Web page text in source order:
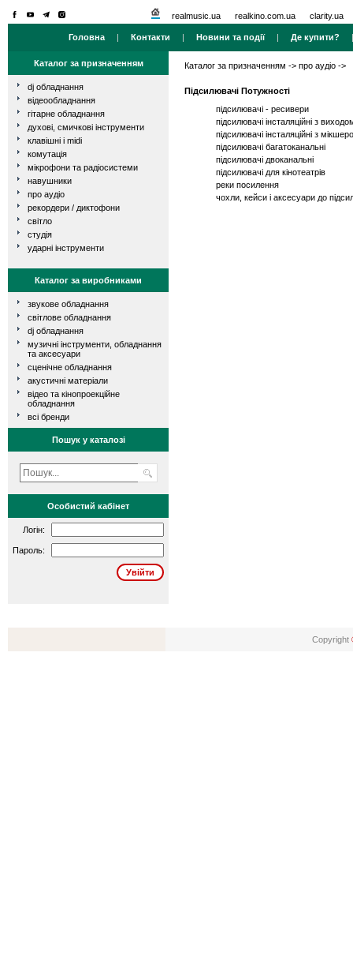
realmusic.ua realkino.com.ua clarity.ua
Головна | Контакти | Новини та події| Де купити?
Каталог за призначенням
dj обладнання
відеообладнання
гітарне обладнання
духові, смичкові інструменти
клавішні і midi
комутація
мікрофони та радіосистеми
навушники
про аудіо
рекордери / диктофони
світло
студія
ударні інструменти
Каталог за виробниками
звукове обладнання
світлове обладнання
dj обладнання
музичні інструменти, обладнання
та аксесуари
сценічне обладнання
акустичні матеріали
відео та кінопроекційне
обладнання
всі бренди
Пошук у каталозі
Особистий кабінет
Логін:
Пароль:
Каталог за призначенням -> про аудіо ->
Підсилювачі Потужності
підсилювачі - ресивери
підсилювачі інсталяційні з
підсилювачі інсталяційні з
підсилювачі багатоканальні
підсилювачі двоканальні
підсилювачі для кінотеатрів
реки посилення
чохли, кейси і аксесуари до
Copyright